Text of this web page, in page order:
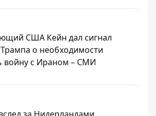
США Кейн дал сигнал
о необходимости
войну с Ираном – СМИ